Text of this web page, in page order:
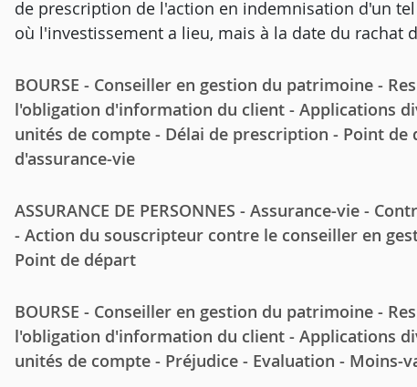
de prescription de l'action en indemnisation d'un
où l'investissement a lieu, mais à la date du rachat
BOURSE - Conseiller en gestion du patrimoine -
l'obligation d'information du client - Applications
unités de compte - Délai de prescription - Point
d'assurance-vie
ASSURANCE DE PERSONNES - Assurance-vie -
- Action du souscripteur contre le conseiller en
Point de départ
BOURSE - Conseiller en gestion du patrimoine -
l'obligation d'information du client - Applications
unités de compte - Préjudice - Evaluation - Moins-